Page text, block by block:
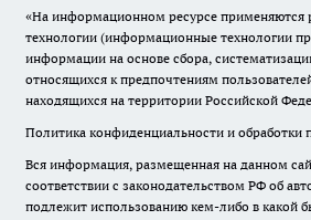
«На информационном ресурсе применяются
технологии (информационные технологии
информации на основе сбора,
относящихся к предпочтениям
находящихся на территории Российской
Политика конфиденциальности и обработки
Вся информация, размещенная на данном
соответствии с законодательством РФ об
подлежит использованию кем-либо в какой